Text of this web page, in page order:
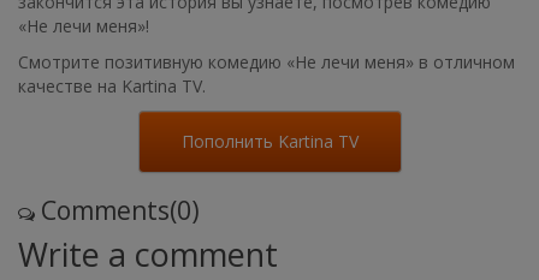
«Не лечи меня»!
Смотрите позитивную комедию «Не лечи меня» в отличном
качестве на Kartina TV.
Пополнить Kartina TV
Comments(0)
Write a comment